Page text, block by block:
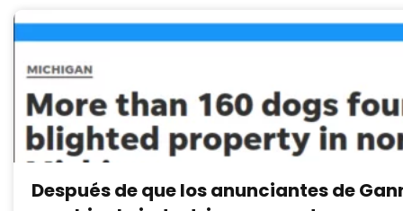
Después de que los anunciantes de